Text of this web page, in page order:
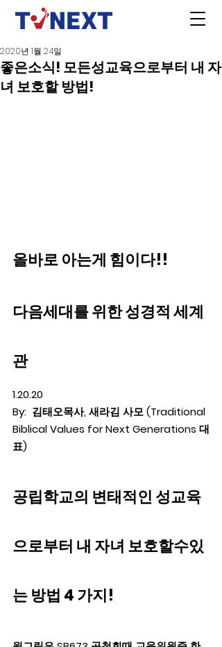
좋은소식! 모든성교육으로부터 내 자
녀 보호할 방법!
2020년 1월 24일
올바로 아는게 힘이다!!
다음세대를 위한 성경적 세계
관
1.20.20
By:  김태오목사, 새라김 사모 (Traditional
Biblical Values for Next Generations 대
표)
공립학교의 변태적인 성교육
으로부터 내 자녀 보호할수있
는 방법 4 가지!